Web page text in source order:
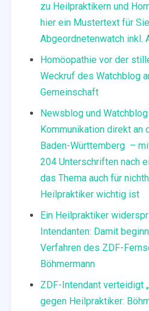
zu Heilpraktikern und
hier ein Mustertext für
Abgeordnetenwatch inkl.
Homöopathie vor der
Weckruf des Watchblog
Gemeinschaft
Newsblog und
Kommunikation direkt an
Baden-Württemberg –
204 Unterschriften nach
das Thema auch für
Heilpraktiker wichtig ist
Ein Heilpraktiker
Intendanten: Damit
Verfahren des ZDF-
Böhmermann
ZDF-Intendant verteidigt
gegen Heilpraktiker: